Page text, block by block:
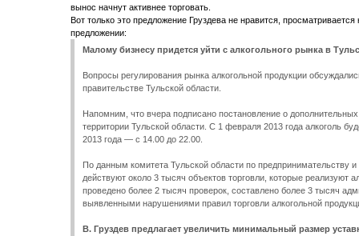
вынос начнут активнее торговать.
Вот только это предложение Груздева не нравится, просматривается
предложении:
Малому бизнесу придется уйти с алкогольного рынка в
Вопросы регулирования рынка алкогольной продукции
правительстве Тульской области.
Напомним, что вчера подписано постановление о
территории Тульской области. С 1 февраля 2013 года алкоголь
2013 года — с 14.00 до 22.00.
По данным комитета Тульской области по предпринимательству
действуют около 3 тысяч объектов торговли, которые реализуют
проведено более 2 тысяч проверок, составлено более 3 тысяч
выявленными нарушениями правил торговли алкогольной
В. Груздев предлагает увеличить минимальный размер